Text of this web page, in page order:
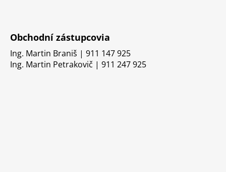
Obchodní zástupcovia
Ing. Martin Braniš | 911 147 925
Ing. Martin Petrakovič | 911 247 925